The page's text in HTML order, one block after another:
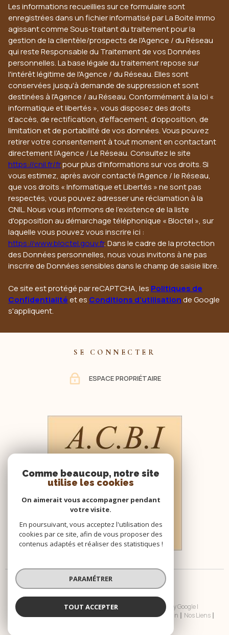
Les informations recueillies sur ce formulaire sont
enregistrées dans un fichier informatisé par La Boite Immo
agissant comme Sous-traitant du traitement pour la
gestion de la clientèle/prospects de l'Agence / du Réseau
qui reste Responsable du Traitement de vos Données
personnelles. La base légale du traitement repose sur
l'intérêt légitime de l'Agence / du Réseau. Elles sont
conservées jusqu'à demande de suppression et sont
destinées à l'Agence / au Réseau. Conformément à la loi «
informatique et libertés », vous disposez des droits
d’accès, de rectification, d’effacement, d’opposition, de
limitation et de portabilité de vos données. Vous pouvez
retirer votre consentement à tout moment en contactant
directement l’Agence / Le Réseau. Consultez le site
https://cnil.fr/frpour plus d’informations sur vos droits. Si
vous estimez, après avoir contacté l'Agence / le Réseau,
que vos droits « Informatique et Libertés » ne sont pas
respectés, vous pouvez adresser une réclamation à la
CNIL. Nous vous informons de l’existence de la liste
d'opposition au démarchage téléphonique « Bloctel », sur
laquelle vous pouvez vous inscrire ici :
https://www.bloctel.gouv.fr. Dans le cadre de la protection
des Données personnelles, nous vous invitons à ne pas
inscrire de Données sensibles dans le champ de saisie libre.
Ce site est protégé par reCAPTCHA, les Politiques de
Confidentialitéet es Conditions d'utilisationde Google
s'appliquent.
SE CONNECTER
ESPACE PROPRIÉTAIRE
© 2026 | Tous droits réservés | Traduction powered by Google |
Nos Honoraires
Plan Du Site Mentions Légales Admin
Nos Liens
Comme beaucoup, notre site
utilise les cookies
On aimerait vous accompagner pendant
votre visite.
En poursuivant, vous acceptez l'utilisation des
cookies par ce site, afin de vous proposer des
contenus adaptés et réaliser des statistiques !
PARAMÉTRER
TOUT ACCEPTER